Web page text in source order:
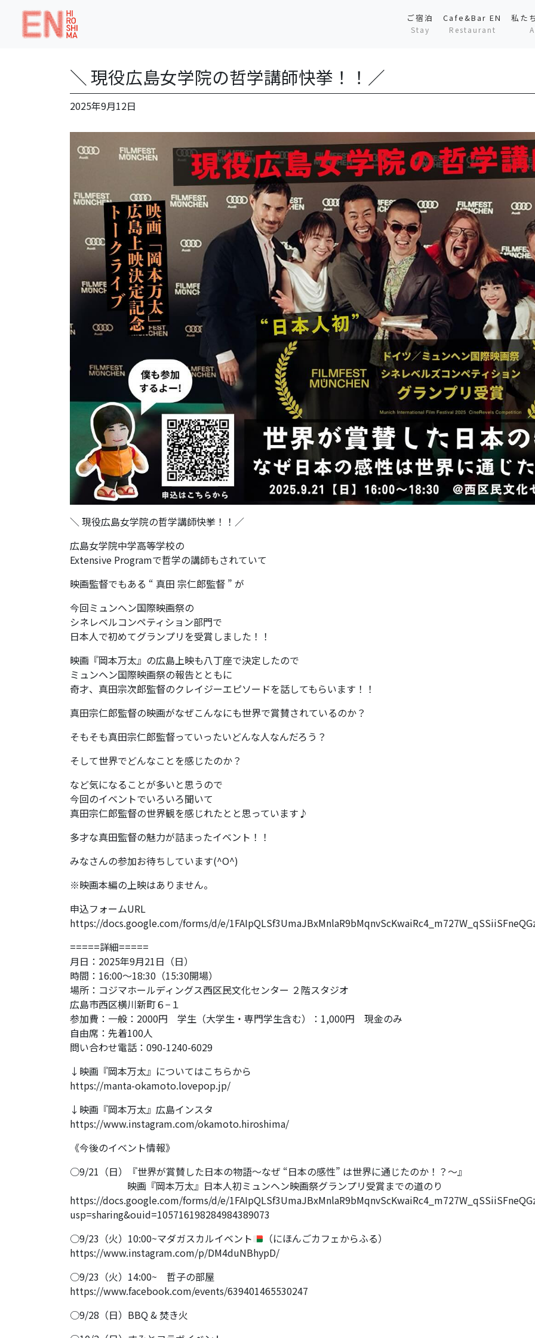
ご宿泊
Stay
Cafe&Bar EN
Restaurant
私た
＼ 現役広島女学院の哲学講師快挙！！／
2025年9月12日
＼ 現役広島女学院の哲学講師快挙！！／
広島女学院中学高等学校の
Extensive Programで哲学の講師もされていて
映画監督でもある “ 真田 宗仁郎監督 ” が
今回ミュンヘン国際映画祭の
シネレベルコンペティション部門で
日本人で初めてグランプリを受賞しました！！
映画『岡本万太』の広島上映も八丁座で決定したので
ミュンヘン国際映画祭の報告とともに
奇才、真田宗次郎監督のクレイジーエピソードを話してもらいます！！
真田宗仁郎監督の映画がなぜこんなにも世界で賞賛されているのか？
そもそも真田宗仁郎監督っていったいどんな人なんだろう？
そして世界でどんなことを感じたのか？
など気になることが多いと思うので
今回のイベントでいろいろ聞いて
真田宗仁郎監督の世界観を感じれたとと思っています♪
多才な真田監督の魅力が詰まったイベント！！
みなさんの参加お待ちしています(^O^)
※映画本編の上映はありません。
申込フォームURL
https://docs.google.com/forms/d/e/
=====詳細=====
月日：2025年9月21日（日）
時間：16:00〜18:30（15:30開場）
場所：コジマホールディングス西区民文化センター ２階スタジオ
広島市西区横川新町６−１
参加費：一般：2000円 学生（大学生・専門学生含む）：1,000円 現金のみ
自由席：先着100人
問い合わせ電話：090-1240-6029
↓映画『岡本万太』についてはこちらから
https://manta-okamoto.lovepop.jp/
↓映画『岡本万太』広島インスタ
https://www.instagram.com/okamoto.hiroshima/
《今後のイベント情報》
○9/21（日）『世界が賞賛した日本の物語〜なぜ “日本の感性” は世界に通じたのか！？〜』
映画『岡本万太』日本人初ミュンヘン映画祭グランプリ受賞までの道のり
https://docs.google.com/forms/d/e/
usp=sharing&ouid=105716198284984389073
○9/23（火）10:00~マダガスカルイベント
（にほんごカフェからふる）
https://www.instagram.com/p/DM4duNBhypD/
○9/23（火）14:00~ 哲子の部屋
https://www.facebook.com/events/639401465530247
○9/28（日）BBQ & 焚き火